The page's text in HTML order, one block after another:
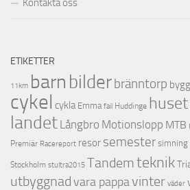
ETIKETTER
11km barn bilderbränntorp
cykel cykla Emma fail Huddinge huset
landet Långbro Motionslopp MTB
Premiär Racereport resor semester simning
Stockholm stultra2015 Tandemteknik
utbyggnad vara pappa vinter väder